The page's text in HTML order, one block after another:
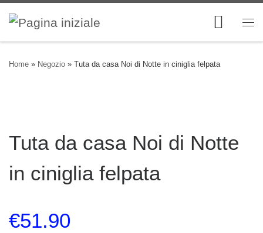
Skip to content
Home » Negozio » Tuta da casa Noi di Notte in ciniglia felpata
Tuta da casa Noi di Notte
in ciniglia felpata
€51.90